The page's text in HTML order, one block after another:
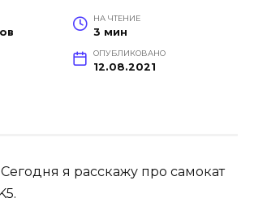
НА ЧТЕНИЕ
3 мин
ОПУБЛИКОВАНО
12.08.2021
я расскажу про самокат